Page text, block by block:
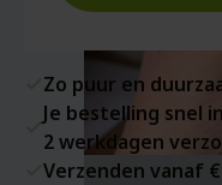
Zo puur en
Je bestelling snel
2 werkdagen
Verzenden vanaf